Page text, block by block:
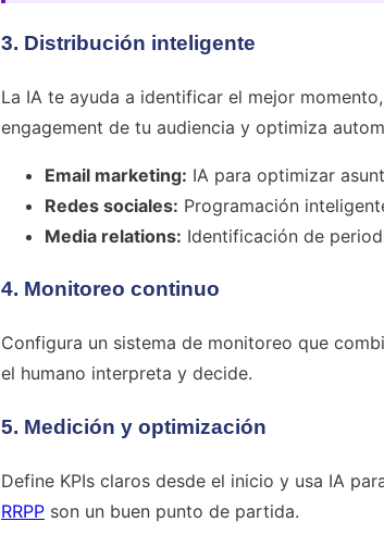
3. Distribución inteligente
La IA te ayuda a identificar el mejor
engagement de tu audiencia y optimiza
Email marketing: IA para optimizar
Redes sociales: Programación
Media relations: Identificación de
4. Monitoreo continuo
Configura un sistema de monitoreo que
el humano interpreta y decide.
5. Medición y optimización
Define KPIs claros desde el inicio y usa IA
RRPP son un buen punto de partida.